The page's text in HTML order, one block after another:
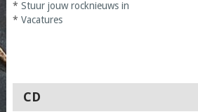
* Stuur jouw rocknieuws in
* Vacatures
CD